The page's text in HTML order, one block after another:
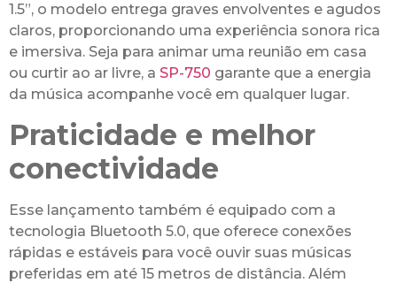
1.5”, o modelo entrega graves envolventes e agudos
claros, proporcionando uma experiência sonora rica
e imersiva. Seja para animar uma reunião em casa
ou curtir ao ar livre, a SP-750 garante que a energia
da música acompanhe você em qualquer lugar.
Praticidade e melhor
conectividade
Esse lançamento também é equipado com a
tecnologia Bluetooth 5.0, que oferece conexões
rápidas e estáveis para você ouvir suas músicas
preferidas em até 15 metros de distância. Além